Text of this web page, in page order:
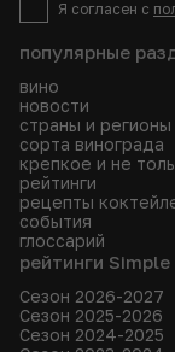
популярные
вино
новости
страны и регионы
сорта винограда
крепкое и не
рейтинги
рецепты
события
глоссарий
рейтинги
Сезон 2026-2027
Сезон 2025-2026
Сезон 2024-2025
Я согласен с